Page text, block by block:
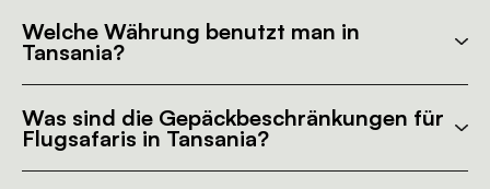
Welche Währung benutzt man in
Tansania?
Was sind die Gepäckbeschränkungen für
Flugsafaris in Tansania?